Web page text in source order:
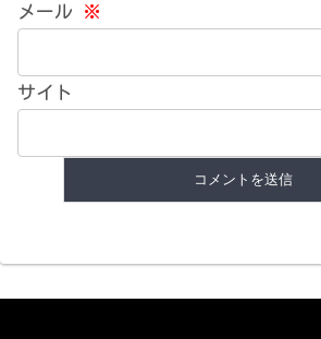
メール ※
サイト